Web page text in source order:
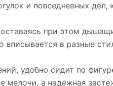
и повседневных дел,
оставаясь при этом
вписывается в разные
удобно сидит по
мелочи, а надежная